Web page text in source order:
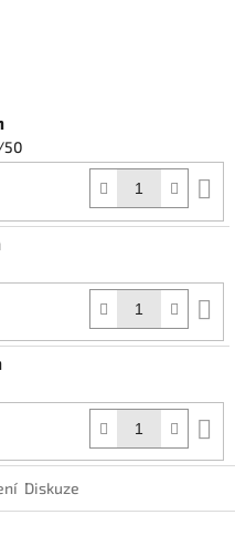
50
Diskuze